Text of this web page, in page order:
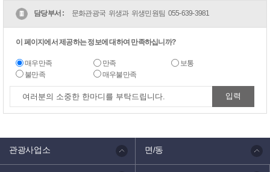
담당부서 : 문화관광국 위생과 위생민원팀 055-639-3981
이 페이지에서 제공하는 정보에 대하여 만족하십니까?
매우만족 만족
보통
불만족
매우불만족
관광사업소 면/동